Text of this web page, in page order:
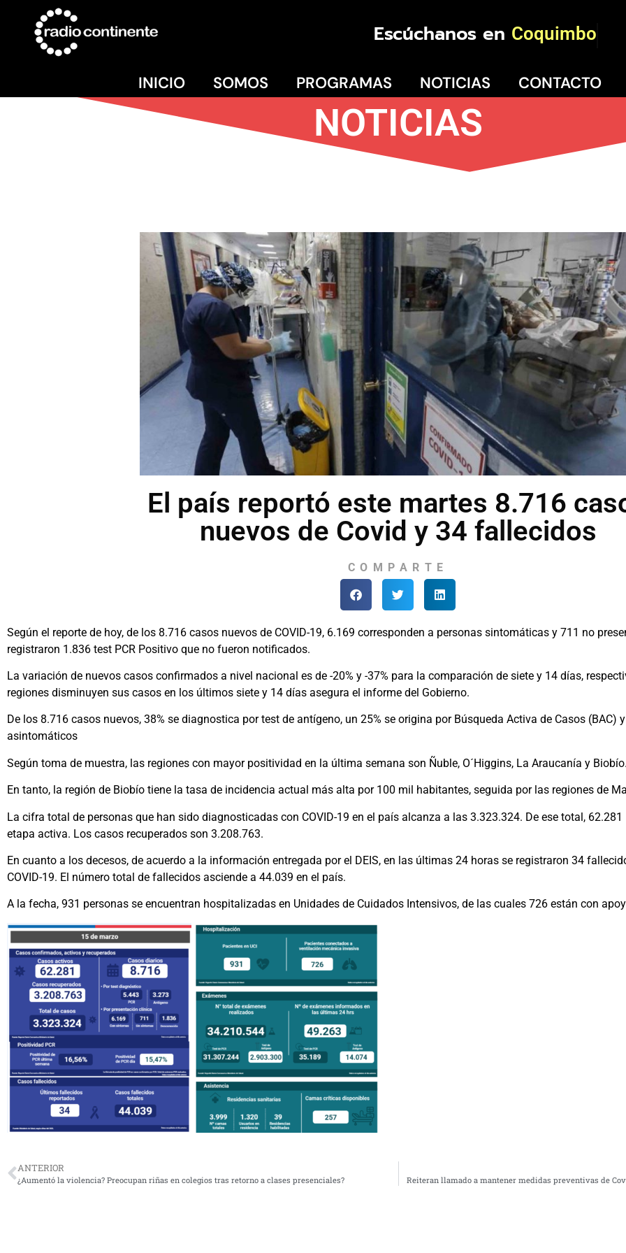
Escúchanos en Coquimbo
INICIO SOMOS PROGRAMAS NOTICIAS CONTACTO
NOTICIAS
El país reportó este martes 8.716
nuevos de Covid y 34 fallecidos
COMPARTE
Según el reporte de hoy, de los 8.716 casos nuevos de COVID-19, 6.169 corresponden a personas sintomáticas y 711 no
registraron 1.836 test PCR Positivo que no fueron notificados.
La variación de nuevos casos confirmados a nivel nacional es de -20% y -37% para la comparación de siete y 14 días,
regiones disminuyen sus casos en los últimos siete y 14 días asegura el informe del Gobierno.
De los 8.716 casos nuevos, 38% se diagnostica por test de antígeno, un 25% se origina por Búsqueda Activa de Casos (BAC)
asintomáticos
Según toma de muestra, las regiones con mayor positividad en la última semana son Ñuble, O´Higgins, La Araucanía y
En tanto, la región de Biobío tiene la tasa de incidencia actual más alta por 100 mil habitantes, seguida por las regiones de
La cifra total de personas que han sido diagnosticadas con COVID-19 en el país alcanza a las 3.323.324. De ese total,
etapa activa. Los casos recuperados son 3.208.763.
En cuanto a los decesos, de acuerdo a la información entregada por el DEIS, en las últimas 24 horas se registraron 34
COVID-19. El número total de fallecidos asciende a 44.039 en el país.
A la fecha, 931 personas se encuentran hospitalizadas en Unidades de Cuidados Intensivos, de las cuales 726 están con
ANTERIOR
¿Aumentó la violencia? Preocupan riñas en colegios tras retorno a clases presenciales? Reiteran llamado a mantener medidas preventivas de